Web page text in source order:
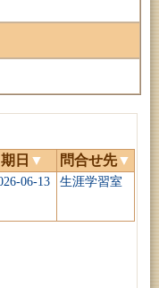
期日 ▼ 問合せ先▼
06-13 生涯学習室